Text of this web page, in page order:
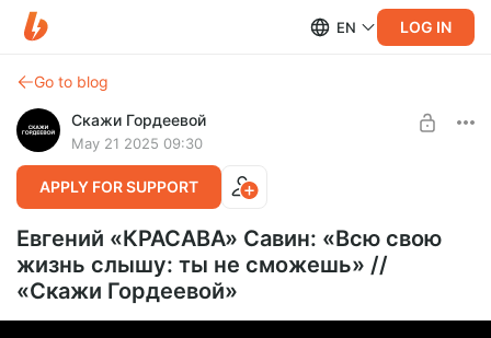
EN LOG IN
Go to blog
Скажи Гордеевой
May 21 2025 09:30
APPLY FOR SUPPORT
Евгений «КРАСАВА» Савин: «Всю свою
жизнь слышу: ты не сможешь» //
«Скажи Гордеевой»